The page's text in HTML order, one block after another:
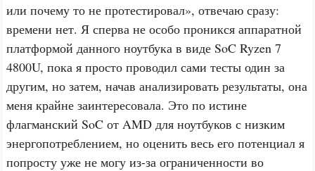
или почему то не протестировал», отвечаю сразу:
времени нет. Я сперва не особо проникся аппаратной
платформой данного ноутбука в виде SoC Ryzen 7
4800U, пока я просто проводил сами тесты один за
другим, но затем, начав анализировать результаты, она
меня крайне заинтересовала. Это по истине
флагманский SoC от AMD для ноутбуков с низким
энергопотреблением, но оценить весь его потенциал я
попросту уже не могу из-за ограниченности во